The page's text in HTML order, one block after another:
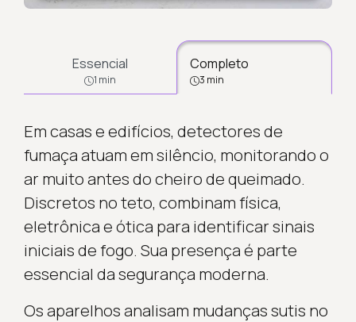
Essencial
1 min
Completo
3 min
Em casas e edifícios, detectores de
fumaça atuam em silêncio, monitorando o
ar muito antes do cheiro de queimado.
Discretos no teto, combinam física,
eletrônica e ótica para identificar sinais
iniciais de fogo. Sua presença é parte
essencial da segurança moderna.
Os aparelhos analisam mudanças sutis no